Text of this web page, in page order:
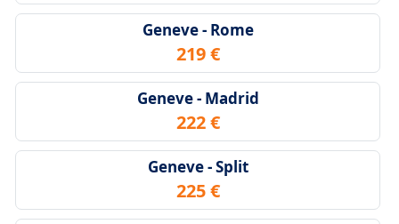
Geneve - Rome
219 €
Geneve - Madrid
222 €
Geneve - Split
225 €